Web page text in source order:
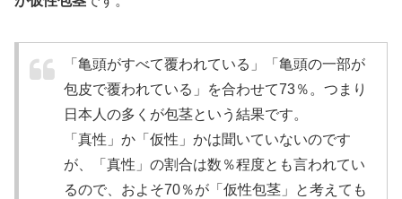
「亀頭がすべて覆われている」「亀頭の一部が
包皮で覆われている」を合わせて73％。つまり
日本人の多くが包茎という結果です。
「真性」か「仮性」かは聞いていないのです
が、「真性」の割合は数％程度とも言われてい
るので、およそ70％が「仮性包茎」と考えても